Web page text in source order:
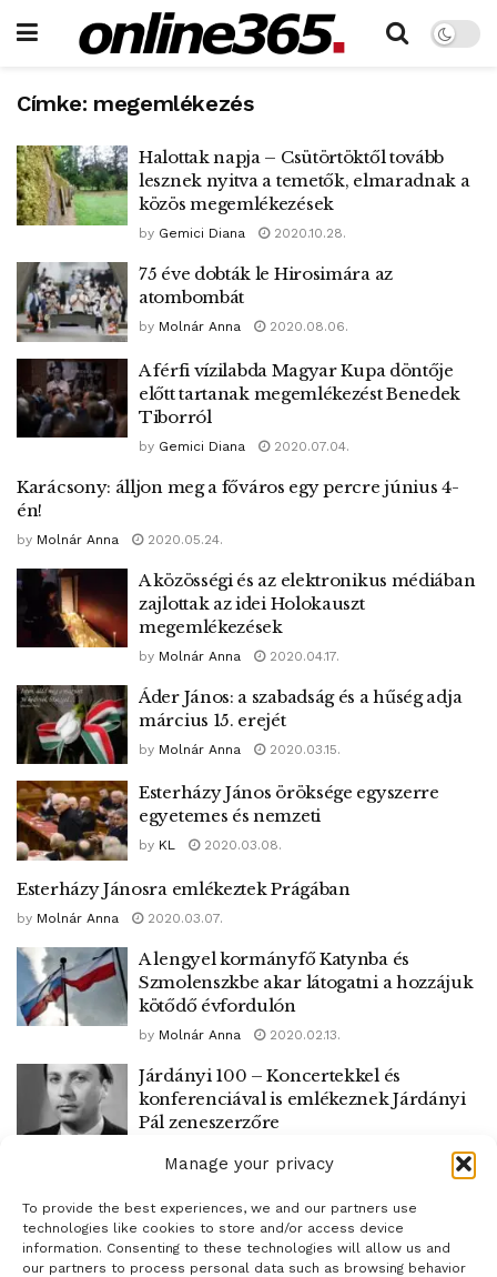
Manage your privacy
To provide the best experiences, we and our partners use
technologies like cookies to store and/or access device
information. Consenting to these technologies will allow us and
our partners to process personal data such as browsing behavior
Címke: megemlékezés
Halottak napja – Csütörtöktől tovább
lesznek nyitva a temetők, elmaradnak a
közös megemlékezések
by Gemici Diana 2020.10.28.
75 éve dobták le Hirosimára az
atombombát
by Molnár Anna 2020.08.06.
A férfi vízilabda Magyar Kupa döntője
előtt tartanak megemlékezést Benedek
Tiborról
by Gemici Diana 2020.07.04.
Karácsony: álljon meg a főváros egy percre június 4-
én!
by Molnár Anna 2020.05.24.
A közösségi és az elektronikus médiában
zajlottak az idei Holokauszt
megemlékezések
by Molnár Anna 2020.04.17.
Áder János: a szabadság és a hűség adja
március 15. erejét
by Molnár Anna 2020.03.15.
Esterházy János öröksége egyszerre
egyetemes és nemzeti
by KL 2020.03.08.
Esterházy Jánosra emlékeztek Prágában
by Molnár Anna 2020.03.07.
A lengyel kormányfő Katynba és
Szmolenszkbe akar látogatni a hozzájuk
kötődő évfordulón
by Molnár Anna 2020.02.13.
Járdányi 100 – Koncertekkel és
konferenciával is emlékeznek Járdányi
Pál zeneszerzőre
2